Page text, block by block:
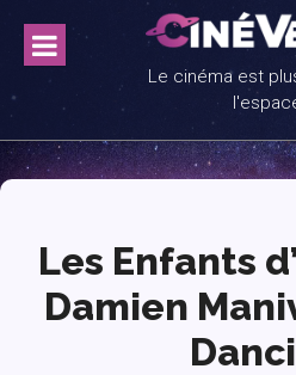
content
Le cinéma est
Les Enfants
Damien